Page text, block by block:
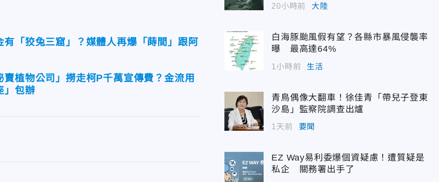
有「狡兔三窟」？媒體人再爆「蒔間」跟阿
賣植物公司」撈走柯P千萬宣傳費？金流用
」包辦
20小時前 大陸
白海豚颱風假有望？各縣市暴風侵襲率
曝 最高達64%
1小時前 生活
青鳥偶像大翻車！徐佳青「帶兒子登東
沙島」監察院調查出爐
1天前 要聞
EZ Way易利委爆個資疑慮！遭質疑是
私企 關務署出手了